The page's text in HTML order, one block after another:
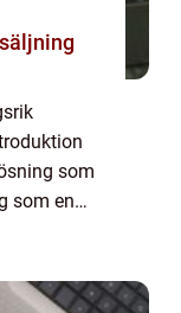
som
som en